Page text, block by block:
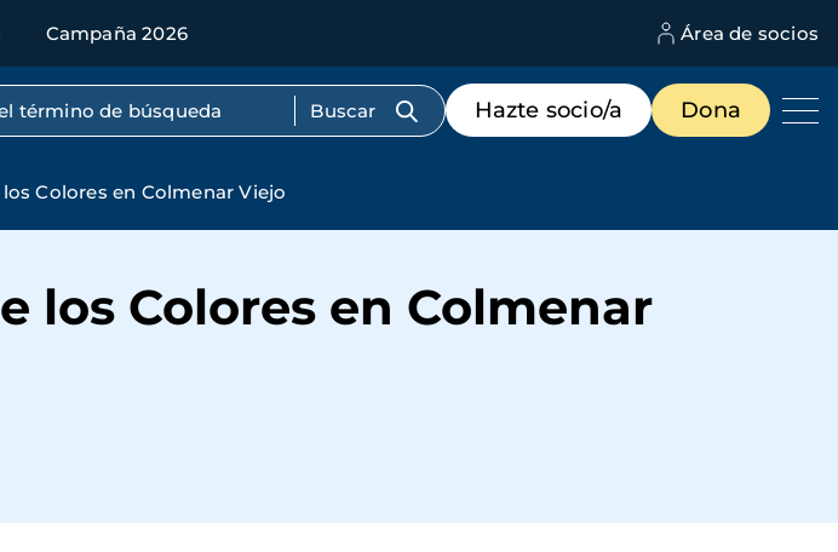
Campaña 2026 Área de socios
por texto completo
Menú
de
destacados
Hazte socio/a Dona
Colores en Colmenar Viejo
los Colores en Colmenar